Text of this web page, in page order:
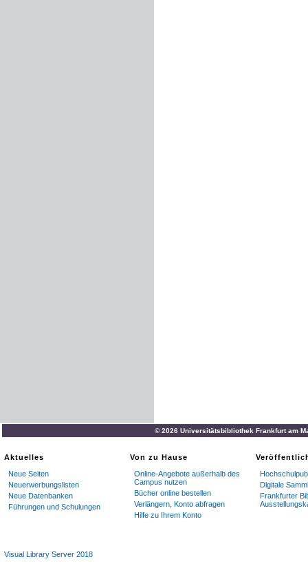
© 2026 Universitätsbibliothek Frankfurt am
Aktuelles
Neue Seiten
Neuerwerbungslisten
Neue Datenbanken
Führungen und Schulungen
Von zu Hause
Online-Angebote außerhalb des
Campus nutzen
Bücher online bestellen
Verlängern, Konto abfragen
Hilfe zu Ihrem Konto
Digitale
Frankfurter
Visual Library Server 2018